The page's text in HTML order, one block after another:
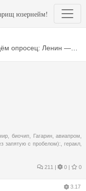
юзернейм!
биочип Гагарин,авиапром
запятую с пробелом): ,геракл
211 | 0 | 0
3.17